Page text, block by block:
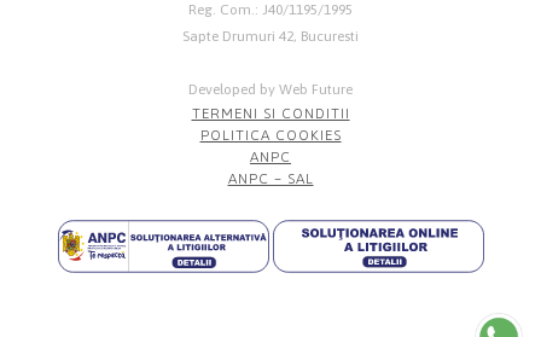
Reg. Com.: J40/1195/1995
Sapte Drumuri 42, Bucuresti
Developed by Web Future
TERMENI SI CONDITII
POLITICA COOKIES
ANPC
ANPC – SAL